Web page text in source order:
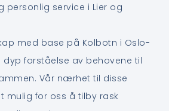
personlig service i Lier og
med base på Kolbotn i Oslo-
dyp forståelse av behovene til
Vår nærhet til disse
mulig for oss å tilby rask